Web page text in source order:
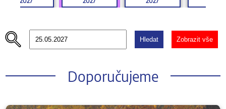
Hledat Zobrazit vše
Doporučujeme